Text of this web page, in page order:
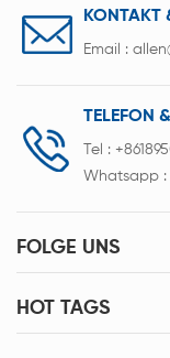
KONTAKT
Email :
TELEFON
Tel :
Whatsapp :
FOLGE UNS
HOT TAGS